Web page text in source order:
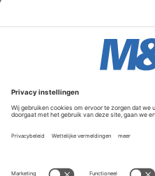
Service & Contact
Contact
FAQ
Werken bij ons